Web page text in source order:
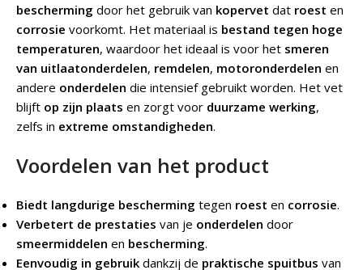
bescherming door het gebruik van kopervet dat roest en
corrosie voorkomt. Het materiaal is bestand tegen hoge
temperaturen, waardoor het ideaal is voor het smeren
van uitlaatonderdelen, remdelen, motoronderdelen en
andere onderdelen die intensief gebruikt worden. Het vet
blijft op zijn plaats en zorgt voor duurzame werking,
zelfs in extreme omstandigheden.
Voordelen van het product
Biedt langdurige bescherming tegen roest en corrosie.
Verbetert de prestaties van je onderdelen door
smeermiddelen en bescherming.
Eenvoudig in gebruik dankzij de praktische spuitbus van